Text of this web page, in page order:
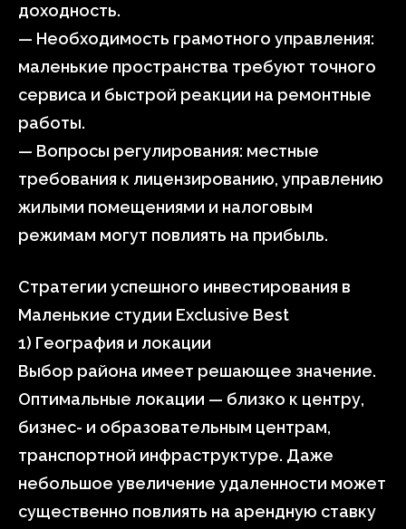
доходность.
— Необходимость грамотного управления:
маленькие пространства требуют точного
сервиса и быстрой реакции на ремонтные
работы.
— Вопросы регулирования: местные
требования к лицензированию, управлению
жилыми помещениями и налоговым
режимам могут повлиять на прибыль.
Стратегии успешного инвестирования в
Маленькие студии Exclusive Best
1) География и локации
Выбор района имеет решающее значение.
Оптимальные локации — близко к центру,
бизнес- и образовательным центрам,
транспортной инфраструктуре. Даже
небольшое увеличение удаленности может
существенно повлиять на арендную ставку